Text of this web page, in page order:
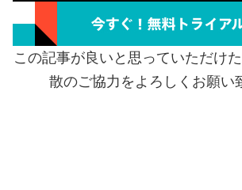
この記事が良いと思っていただけ
散のご協力をよろしくお願い